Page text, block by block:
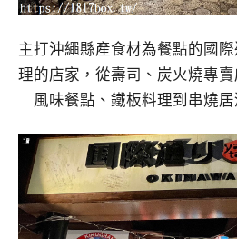
主打沖繩縣產食材為餐點的國
理的店家，從壽司、炭火燒專
風味餐點、鐵板料理到串燒居